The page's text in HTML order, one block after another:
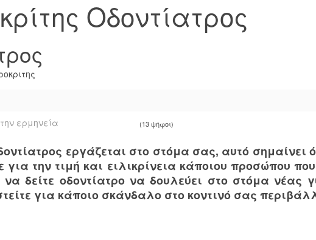
Οδοντίατρος
ερμηνεία (13 ψήφοι)
εργάζεται στο στόμα σας, αυτό σημαίνει
την τιμή και ειλικρίνεια κάποιου προσώπου
δείτε οδοντίατρο να δουλεύει στο στόμα νέας
για κάποιο σκάνδαλο στο κοντινό σας